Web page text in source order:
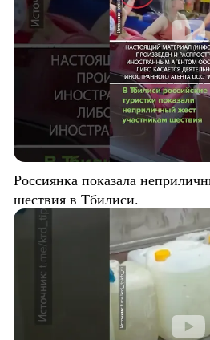
Россиянка показала
шествия в Тбилиси.